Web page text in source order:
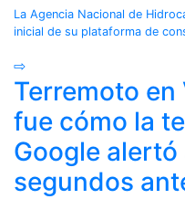
La Agencia Nacional de
inicial de su plataforma de
⇨
Terremoto en
fue cómo la
Google alertó
segundos